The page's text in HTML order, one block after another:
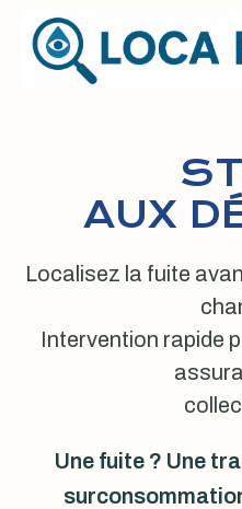
AUX
Localisez la fuite
Intervention rapide
Une fuite ? Une